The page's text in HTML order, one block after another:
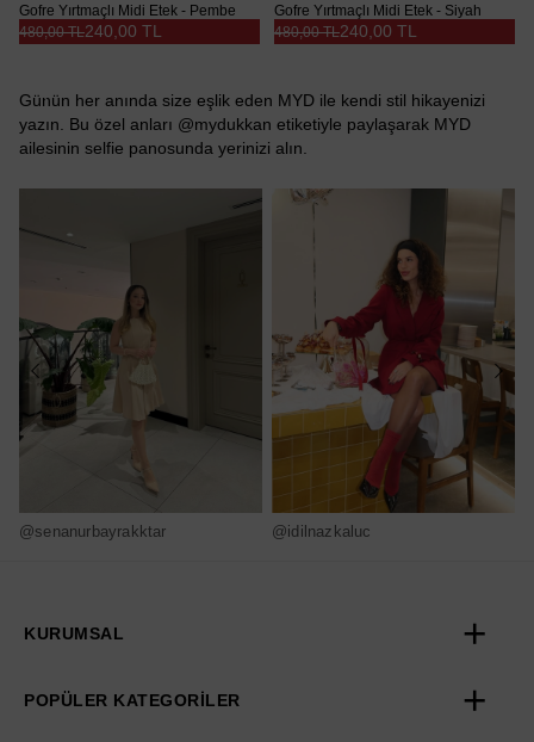
Gofre Yırtmaçlı Midi Etek - Pembe
240,00 TL
480,00 TL
Gofre Yırtmaçlı Midi Etek - Siyah
240,00 TL
480,00 TL
Günün her anında size eşlik eden MYD ile kendi stil hikayenizi
yazın. Bu özel anları @mydukkan etiketiyle paylaşarak MYD
ailesinin selfie panosunda yerinizi alın.
@senanurbayrakktar @idilnazkaluc
KURUMSAL
POPÜLER KATEGORİLER